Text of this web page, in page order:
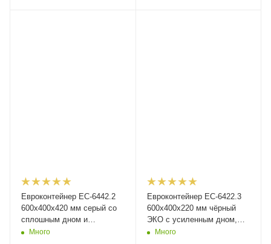
Евроконтейнер ЕС-6442.2
600х400х420 мм серый со
сплошным дном и
закрытыми ручками
Много
Евроконтейнер ЕС-6422.3
600х400х220 мм чёрный
ЭКО с усиленным дном,
открытыми ручками
Много